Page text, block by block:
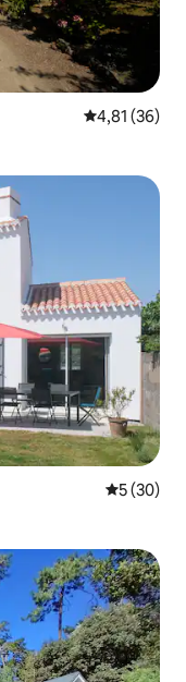
Priemerné
4,81 (36)
5 (30)